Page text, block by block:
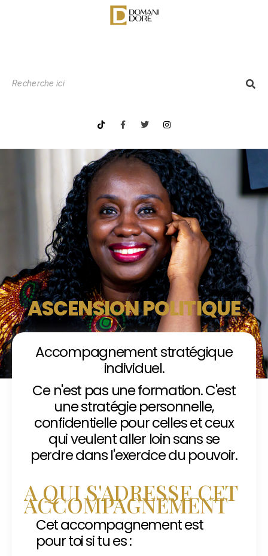
ASCENSION POLITIQUE
Accompagnement stratégique
individuel.
Ce n'est pas une formation. C'est
une stratégie personnelle,
confidentielle pour celles et ceux
qui veulent aller loin sans se
perdre dans l'exercice du pouvoir.
A QUI S'ADRESSE CET
ACCOMPAGNEMENT
Cet accompagnement est
pour toi si tu es :